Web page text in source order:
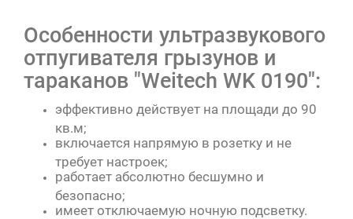
Особенности ультразвукового
отпугивателя грызунов и
тараканов "Weitech WK 0190":
эффективно действует на площади до 90
кв.м;
включается напрямую в розетку и не
требует настроек;
работает абсолютно бесшумно и
безопасно;
имеет отключаемую ночную подсветку.